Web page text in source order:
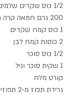
1/2 כוס שקדים שלמים
200 גרם חמאה קרה חתוכה לקוביות
1 כוס קמח שקדים
2 כוסות קמח לבן
1/2 כוס סוכר
1 שקית סוכר וניל
קורט מלח
גרידת תפוז מ-2 תפוזים שלמים פחות כפית